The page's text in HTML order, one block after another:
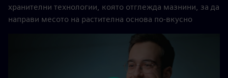
хранителни технологии, която отглежда мазнини, за да
направи месото на растителна основа по-вкусно